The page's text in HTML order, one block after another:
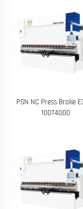
PSN NC Press Brake
100T4000